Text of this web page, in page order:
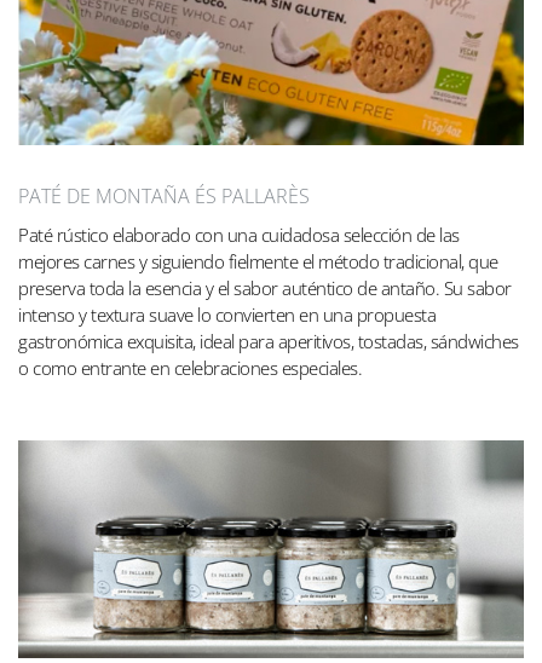
PATÉ DE MONTAÑA ÉS PALLARÈS
Paté rústico elaborado con una cuidadosa selección de las
mejores carnes y siguiendo fielmente el método tradicional, que
preserva toda la esencia y el sabor auténtico de antaño. Su sabor
intenso y textura suave lo convierten en una propuesta
gastronómica exquisita, ideal para aperitivos, tostadas, sándwiches
o como entrante en celebraciones especiales.